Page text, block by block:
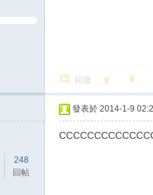
回復
248
回帖
發表於 2014-1-9